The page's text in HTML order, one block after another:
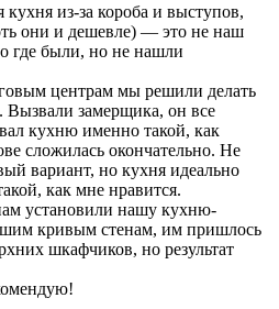
кухня из-за короба и выступов,
они и дешевле) — это не наш
где были, но не нашли
центрам мы решили делать
Вызвали замерщика, он все
кухню именно такой, как
сложилась окончательно. Не
вариант, но кухня идеально
как мне нравится.
установили нашу кухню-
кривым стенам, им пришлось
шкафчиков, но результат